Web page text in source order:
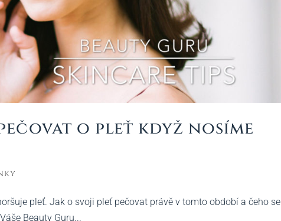
o pleť když nosíme
pleť. Jak o svoji pleť pečovat právě v tomto období a čeho se
Beauty Guru...